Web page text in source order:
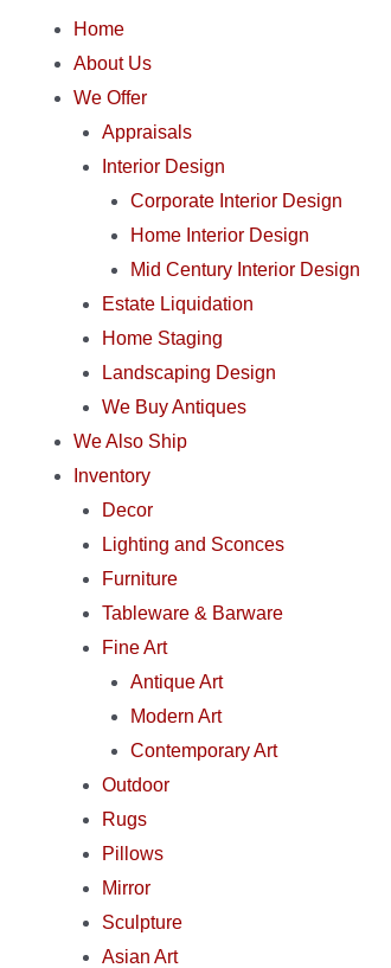
Home
About Us
We Offer
Appraisals
Interior Design
Corporate Interior Design
Home Interior Design
Mid Century Interior Design
Estate Liquidation
Home Staging
Landscaping Design
We Buy Antiques
We Also Ship
Inventory
Decor
Lighting and Sconces
Furniture
Tableware & Barware
Fine Art
Antique Art
Modern Art
Contemporary Art
Outdoor
Rugs
Pillows
Mirror
Sculpture
Asian Art